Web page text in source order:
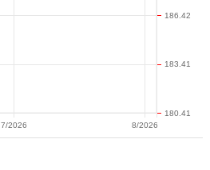
7/2026 8/2026
180.41
183.41
186.42